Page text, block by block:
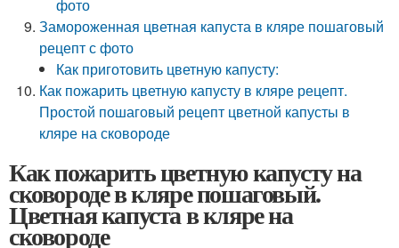
фото
Замороженная цветная капуста в кляре пошаговый
рецепт с фото
Как приготовить цветную капусту:
Как пожарить цветную капусту в кляре рецепт.
Простой пошаговый рецепт цветной капусты в
кляре на сковороде
Как пожарить цветную капусту на
сковороде в кляре пошаговый.
Цветная капуста в кляре на
сковороде